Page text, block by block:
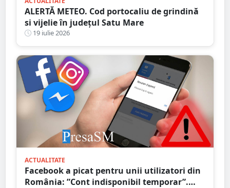
ALERTĂ METEO. Cod portocaliu de grindină
si vijelie în județul Satu Mare
19 iulie 2026
ACTUALITATE
Facebook a picat pentru unii utilizatori din
România: ”Cont indisponibil temporar”.